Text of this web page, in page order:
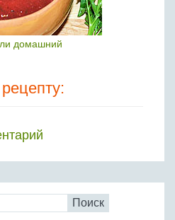
домашний
Поиск